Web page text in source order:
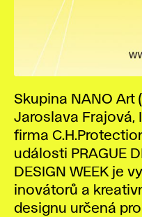
Skupina NANO Art
Jaroslava Frajová,
firma
události PRAGUE
DESIGN WEEK je
inovátorů a
designu určená